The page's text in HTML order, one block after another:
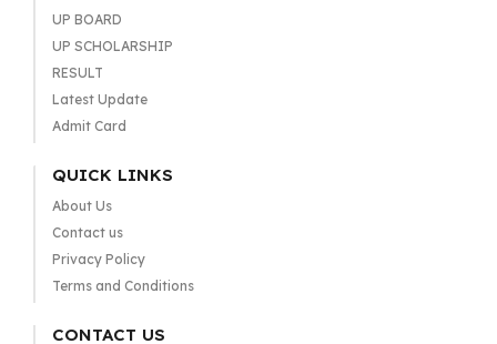
UP BOARD
UP SCHOLARSHIP
RESULT
Latest Update
Admit Card
QUICK LINKS
About Us
Contact us
Privacy Policy
Terms and Conditions
CONTACT US